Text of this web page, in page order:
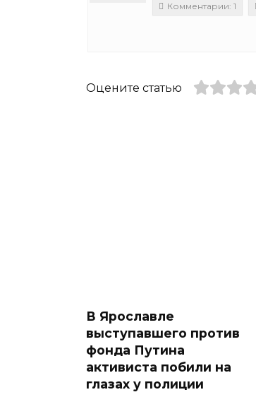
Комментарии: 1
Оцените статью
В Ярославле
выступавшего против
фонда Путина
активиста побили на
глазах у полиции